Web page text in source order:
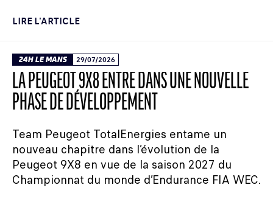
LIRE L'ARTICLE
24H LE MANS 29/07/2026
LA PEUGEOT 9X8 ENTRE DANS UNE NOUVELLE
PHASE DE DÉVELOPPEMENT
Team Peugeot TotalEnergies entame un
nouveau chapitre dans l’évolution de la
Peugeot 9X8 en vue de la saison 2027 du
Championnat du monde d’Endurance FIA WEC.